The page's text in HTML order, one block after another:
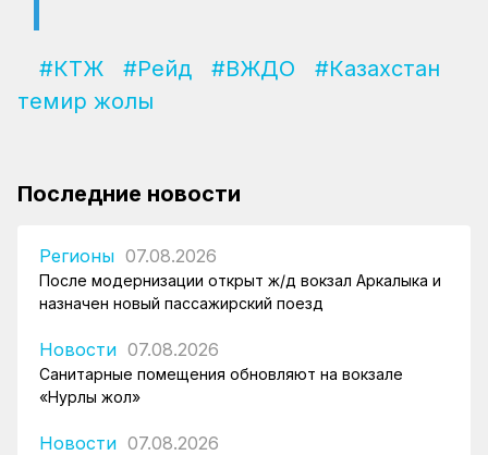
#КТЖ #Рейд #ВЖДО
#Казахстан
темир жолы
Последние новости
Регионы 07.08.2026
После модернизации открыт ж/д вокзал Аркалыка и
назначен новый пассажирский поезд
Новости 07.08.2026
Санитарные помещения обновляют на вокзале
«Нурлы жол»
Новости 07.08.2026